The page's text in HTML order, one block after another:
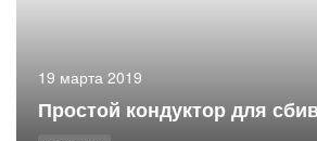
19 марта 2019
Простой кондуктор для